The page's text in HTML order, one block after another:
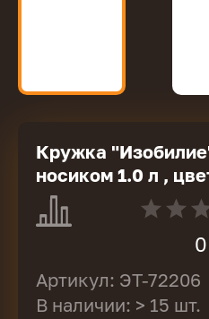
Кружка
носиком 1.0 л ,
0
Артикул: ЭТ-72206
В наличии: > 15 шт.